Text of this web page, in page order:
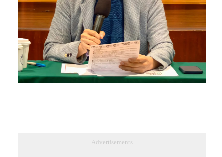
Advertisements